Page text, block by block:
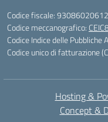
Codice fiscale: 93086020612
Codice meccanografico:
Codice Indice delle
Codice unico di fatturazione
Hosting &
Concept &